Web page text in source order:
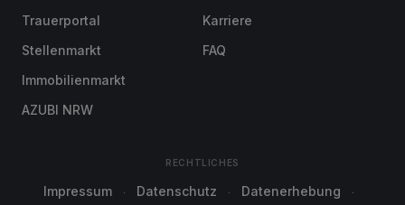
Trauerportal
Stellenmarkt
Immobilienmarkt
AZUBI NRW
Karriere
FAQ
RECHTLICHES
Impressum Datenschutz
Datenerhebung